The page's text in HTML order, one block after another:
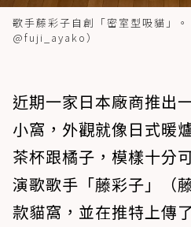
歌手藤彩子自創「密室型吸貓」
@fuji_ayako）
近期一家日本廠商推出
小窩，外觀就像日式暖
茶杯跟橘子，模樣十分
演歌歌手「藤彩子」（
款貓窩，並在推特上傳